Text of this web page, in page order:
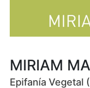
MIRIAM
Epifanía Vegetal